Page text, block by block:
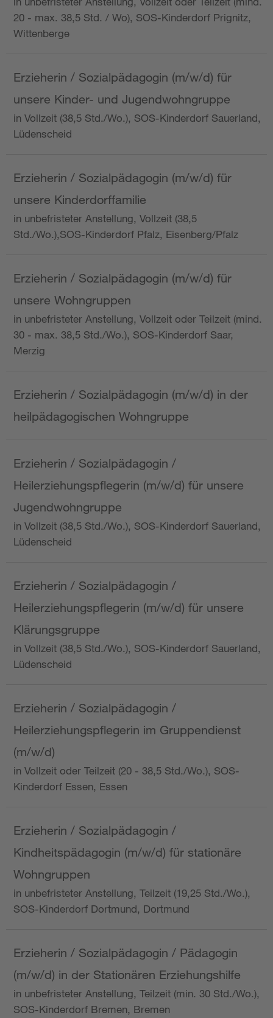
20 - max. 38,5 Std. / Wo), SOS-Kinderdorf Prignitz,
Wittenberge
Erzieherin / Sozialpädagogin (m/w/d) für
unsere Kinder- und Jugendwohngruppe
in Vollzeit (38,5 Std./Wo.), SOS-Kinderdorf Sauerland,
Lüdenscheid
Erzieherin / Sozialpädagogin (m/w/d) für
unsere Kinderdorffamilie
in unbefristeter Anstellung, Vollzeit (38,5
Std./Wo.),SOS-Kinderdorf Pfalz, Eisenberg/Pfalz
Erzieherin / Sozialpädagogin (m/w/d) für
unsere Wohngruppen
in unbefristeter Anstellung, Vollzeit oder Teilzeit (mind.
30 - max. 38,5 Std./Wo.), SOS-Kinderdorf Saar,
Merzig
Erzieherin / Sozialpädagogin (m/w/d) in der
heilpädagogischen Wohngruppe
Erzieherin / Sozialpädagogin /
Heilerziehungspflegerin (m/w/d) für unsere
Jugendwohngruppe
in Vollzeit (38,5 Std./Wo.), SOS-Kinderdorf Sauerland,
Lüdenscheid
Erzieherin / Sozialpädagogin /
Heilerziehungspflegerin (m/w/d) für unsere
Klärungsgruppe
in Vollzeit (38,5 Std./Wo.), SOS-Kinderdorf Sauerland,
Lüdenscheid
Erzieherin / Sozialpädagogin /
Heilerziehungspflegerin im Gruppendienst
(m/w/d)
in Vollzeit oder Teilzeit (20 - 38,5 Std./Wo.), SOS-
Kinderdorf Essen, Essen
Erzieherin / Sozialpädagogin /
Kindheitspädagogin (m/w/d) für stationäre
Wohngruppen
in unbefristeter Anstellung, Teilzeit (19,25 Std./Wo.),
SOS-Kinderdorf Dortmund, Dortmund
Erzieherin / Sozialpädagogin / Pädagogin
(m/w/d) in der Stationären Erziehungshilfe
in unbefristeter Anstellung, Teilzeit (min. 30 Std./Wo.),
SOS-Kinderdorf Bremen, Bremen